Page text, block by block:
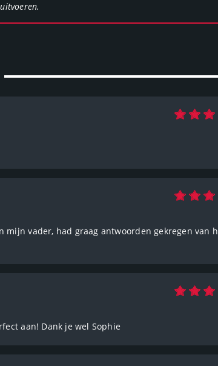
mijn vader, had graag antwoorden gekregen van
aan! Dank je wel Sophie